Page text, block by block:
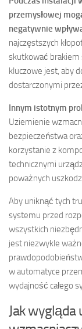
przemysłowej
negatywnie
najczęstszych
skutkować brakiem
kluczowe jest, aby
dostarczonymi
Innym istotnym
Uziemienie
bezpieczeństwa
korzystanie z
technicznymi
poważnych
Aby uniknąć tych
systemu przed
wszystkich
jest niezwykle
w automatyce
wydajność całego
Jak